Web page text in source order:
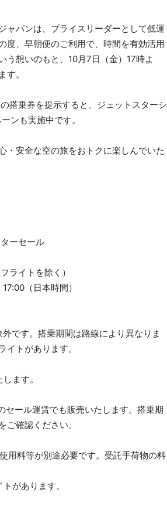
ャパンは、プライスリーダーとして低運
度、早朝便のご利用で、時間を有効活用
う想いのもと、10月7日（金）17時よ
。
搭乗券を提示すると、ジェットスターシ
ンも実施中です。
・安全な空の旅をおトクに楽しんでいた
ーセール
ライトを除く）
（日本時間）
です。搭乗期間は路線により異なりま
トがあります。
ます。
ール運賃でも販売いたします。搭乗期
確認ください。
用料等が別途必要です。受託手荷物の料
があります。